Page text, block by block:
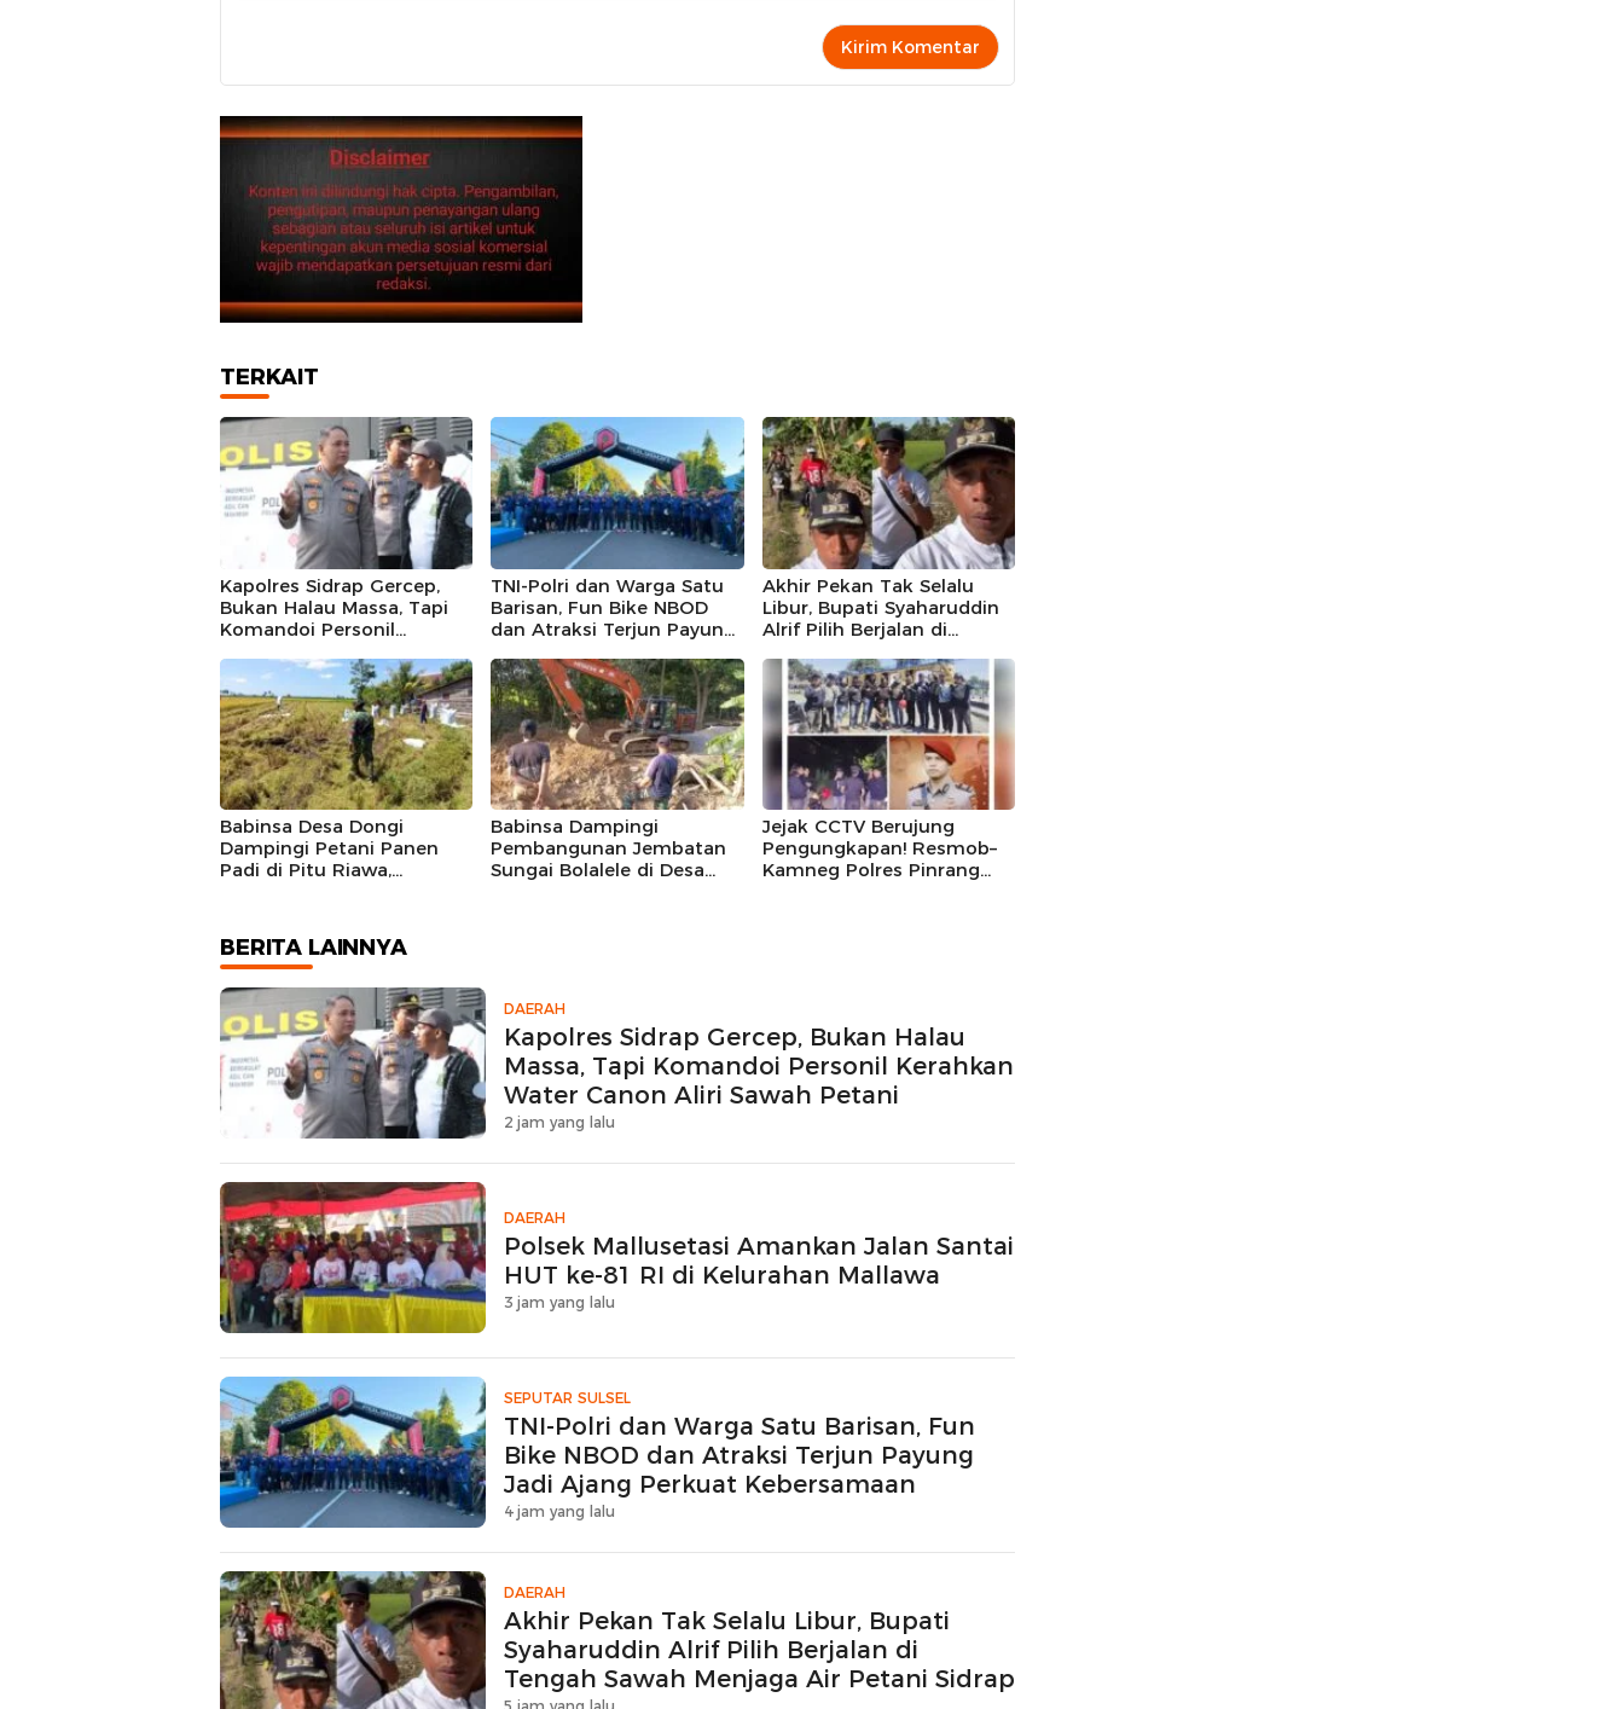
TERKAIT
Kapolres Sidrap Gercep,
Bukan Halau Massa, Tapi
Komandoi Personil
Aliri Sawah Petani
TNI-Polri dan Warga Satu
Barisan, Fun Bike NBOD
dan Atraksi Terjun Payung
Kebersamaan
Akhir Pekan Tak Selalu
Libur, Bupati Syaharuddin
Alrif Pilih Berjalan di
Petani Sidrap
Babinsa Desa Dongi
Dampingi Petani Panen
Padi di Pitu Riawa,
Babinsa Dampingi
Pembangunan Jembatan
Sungai Bolalele di Desa
Jejak CCTV Berujung
Pengungkapan! Resmob–
Kamneg Polres Pinrang
BERITA LAINNYA
DAERAH
Kapolres Sidrap Gercep, Bukan Halau
Massa, Tapi Komandoi Personil Kerahkan
Water Canon Aliri Sawah Petani
2 jam yang lalu
DAERAH
Polsek Mallusetasi Amankan Jalan Santai
HUT ke-81 RI di Kelurahan Mallawa
3 jam yang lalu
SEPUTAR SULSEL
TNI-Polri dan Warga Satu Barisan, Fun
Bike NBOD dan Atraksi Terjun Payung
Jadi Ajang Perkuat Kebersamaan
4 jam yang lalu
DAERAH
Akhir Pekan Tak Selalu Libur, Bupati
Syaharuddin Alrif Pilih Berjalan di
Tengah Sawah Menjaga Air Petani Sidrap